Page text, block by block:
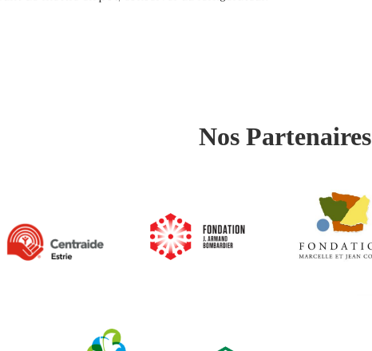
Nos Partenaires